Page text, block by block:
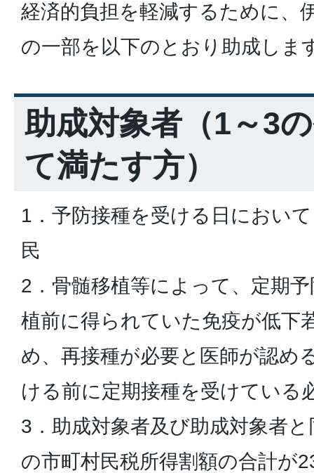
経済的負担を軽減するために、
の一部を以下のとおり助成しま
助成対象者（1～3
て満たす方）
1．予防接種を受ける日におい
民
2．骨髄移植等によって、定期
植前に得られていた免疫が低下
め、再接種が必要と医師が認め
ける前に定期接種を受けている
3．助成対象者及び助成対象者
の市町村民税所得割額の合計が